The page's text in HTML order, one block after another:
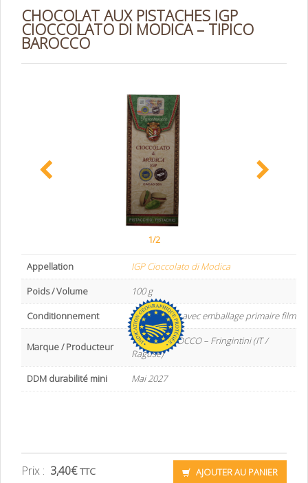
CHOCOLAT AUX PISTACHES IGP
CIOCCOLATO DI MODICA – TIPICO
BAROCCO
1/2
Appellation
IGP Cioccolato di Modica
Poids / Volume
100 g
Conditionnement
Boite carton avec emballage primaire film
Marque / Producteur
TIPICO BAROCCO – Fringintini (IT /
Raguse)
DDM durabilité mini
Mai 2027
Prix : 3,40€ TTC
AJOUTER AU PANIER